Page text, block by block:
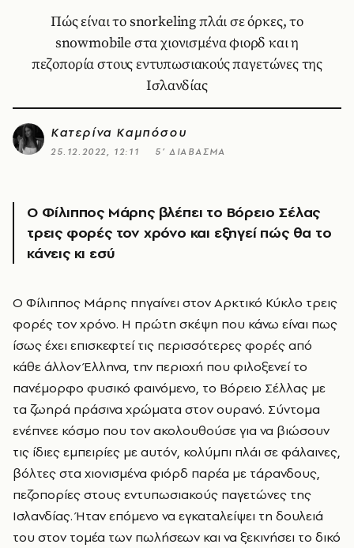
Πώς είναι το snorkeling πλάι σε όρκες, το
snowmobile στα χιονισμένα φιορδ και η
πεζοπορία στους εντυπωσιακούς παγετώνες της
Ισλανδίας
Κατερίνα Καμπόσου
25.12.2022, 12:11 5’ ΔΙΑΒΑΣΜΑ
Ο Φίλιππος Μάρης βλέπει το Βόρειο Σέλας
τρεις φορές τον χρόνο και εξηγεί πώς θα το
κάνεις κι εσύ
Φίλιππος Μάρης πηγαίνει στον Αρκτικό Κύκλο τρεις
φορές τον χρόνο. Η πρώτη σκέψη που κάνω είναι πως
ίσως έχει επισκεφτεί τις περισσότερες φορές από
κάθε άλλον Έλληνα, την περιοχή που φιλοξενεί το
πανέμορφο φυσικό φαινόμενο, το Βόρειο Σέλλας με
τα ζωηρά πράσινα χρώματα στον ουρανό. Σύντομα
ενέπνεε κόσμο που τον ακολουθούσε για να βιώσουν
τις ίδιες εμπειρίες με αυτόν, κολύμπι πλάι σε φάλαινες,
βόλτες στα χιονισμένα φιόρδ παρέα με τάρανδους,
πεζοπορίες στους εντυπωσιακούς παγετώνες της
Ισλανδίας. Ήταν επόμενο να εγκαταλείψει τη δουλειά
του στον τομέα των πωλήσεων και να ξεκινήσει το δικό